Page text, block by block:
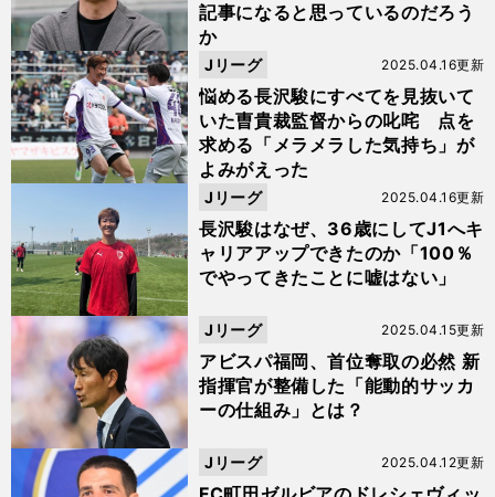
記事になると思っているのだろう
か
悩める長沢駿にすべてを見抜いて
いた曺貴裁監督からの叱咤 点を
求める「メラメラした気持ち」が
よみがえった
2025.04.16更新
Jリーグ
長沢駿はなぜ、36歳にしてJ1へキ
ャリアアップできたのか「100％
でやってきたことに嘘はない」
2025.04.16更新
Jリーグ
アビスパ福岡、首位奪取の必然 新
指揮官が整備した「能動的サッカ
ーの仕組み」とは？
2025.04.15更新
Jリーグ
2025.04.12更新
Jリーグ